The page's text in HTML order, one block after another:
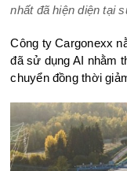
nhất đã hiện diện tại
Công ty Cargonexx
đã sử dụng AI nhằm
chuyển đồng thời